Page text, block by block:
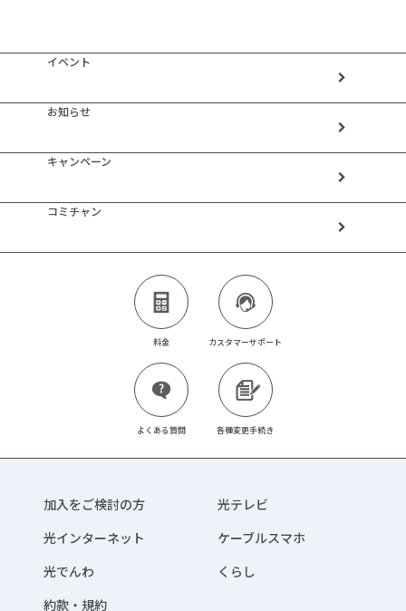
イベント
お知らせ
キャンペーン
コミチャン
料金 カスタマーサポート
よくある質問 各種変更手続き
加入をご検討の方
光テレビ
光インターネット
ケーブルスマホ
光でんわ
くらし
約款・規約